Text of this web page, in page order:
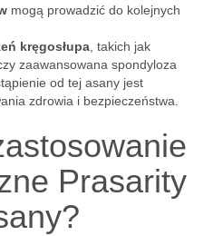
mogą prowadzić do kolejnych
kręgosłupa , takich jak
zaawansowana spondyloza
od tej asany jest
zdrowia i bezpieczeństwa.
Prasarity